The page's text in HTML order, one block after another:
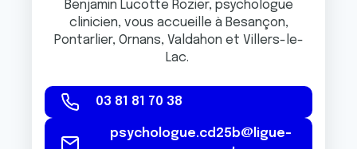
Benjamin Lucotte Rozier, psychologue
clinicien, vous accueille à Besançon,
Pontarlier, Ornans, Valdahon et Villers-le-
Lac.
03 81 81 70 38
psychologue.cd25b@ligue-